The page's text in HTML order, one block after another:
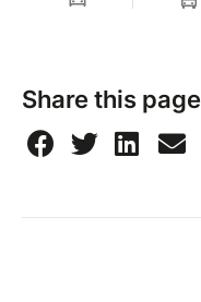
Share this page